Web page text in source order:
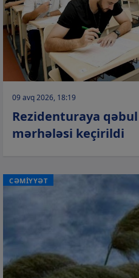
09 avq 2026, 18:19
Rezidenturaya qəbul
mərhələsi keçirildi
CƏMİYYƏT